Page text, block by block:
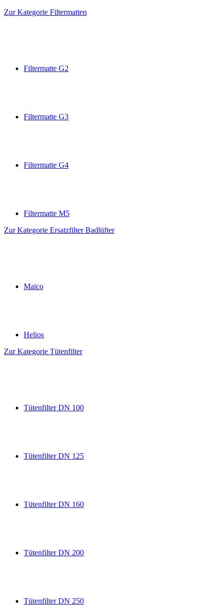
Zur Kategorie Filtermatten
Filtermatte G2
Filtermatte G3
Filtermatte G4
Filtermatte M5
Zur Kategorie Ersatzfilter Badlüfter
Maico
Helios
Zur Kategorie Tütenfilter
Tütenfilter DN 100
Tütenfilter DN 125
Tütenfilter DN 160
Tütenfilter DN 200
Tütenfilter DN 250